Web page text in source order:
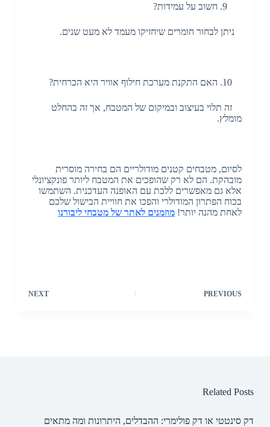
חשוב על עמידות?
ניתן לבחור חומרים שיחזיקו מעמד לא מעט שנים.
האם התקנת מערכת חילוף אוויר היא הכרחית?
זה תלוי בעיצוב ובמיקום של המטבח, אך זה בהחלט
מומלץ.
לסיום, מטבחים קטנים מודולריים הם בחירה מוסרית
מובהקת. הם לא רק שהופכים את המטבח ליותר פונקציונלי
אלא גם מאפשרים ללכת עם האופנה העדכנית. השתמשו
בכוח הפתרון המודולרי והפכו את חוויית הבישול שלכם
לאחת מהנה יותר! מוזמנים לאתר של מטבחי ליבורנו
PREVIOUS
NEXT
Related Posts
דק סינטטי או דק פולימרי: ההבדלים, היתרונות ומה מתאים